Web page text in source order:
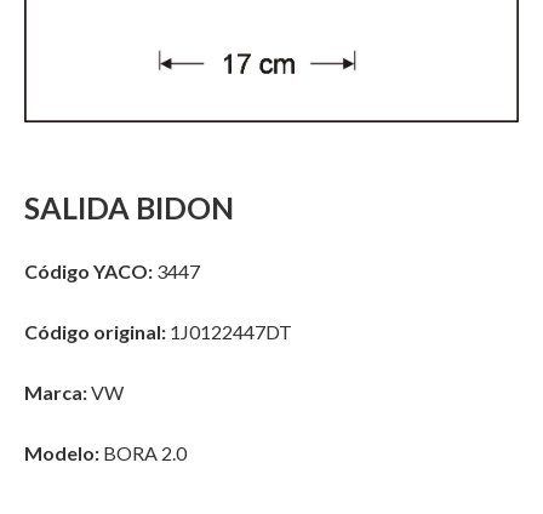
SALIDA BIDON
Código YACO: 3447
Código original: 1J0122447DT
Marca:VW
Modelo: BORA 2.0